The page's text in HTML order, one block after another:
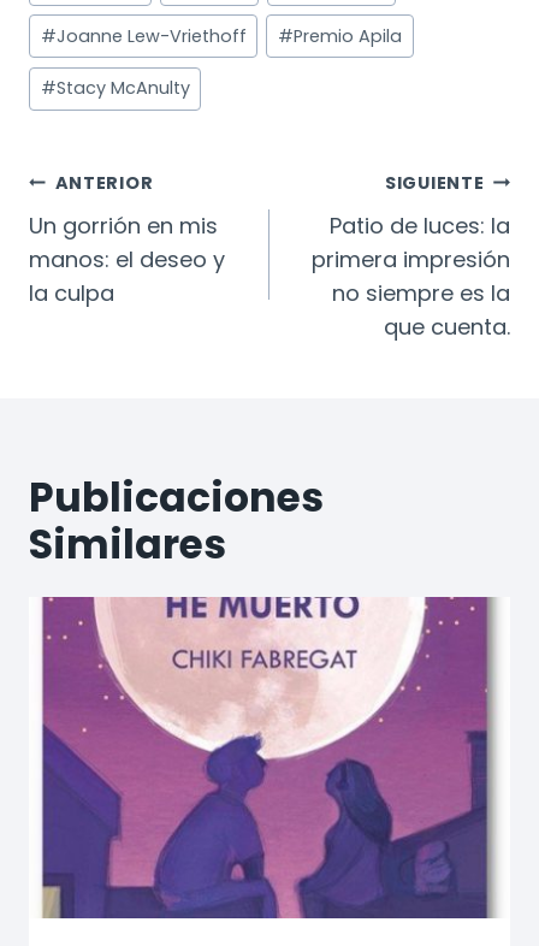
entrada:
#Joanne Lew-Vriethoff #Premio Apila
#Stacy McAnulty
Navegación
De
Entradas
ANTERIOR
Un gorrión en mis
manos: el deseo y
la culpa
SIGUIENTE
Patio de luces: la
primera impresión
no siempre es la
que cuenta.
Publicaciones
Similares